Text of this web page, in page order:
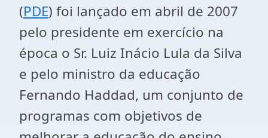
(PDE) foi lançado em abril de 2007
pelo presidente em exercício na
época o Sr. Luiz Inácio Lula da Silva
e pelo ministro da educação
Fernando Haddad, um conjunto de
programas com objetivos de